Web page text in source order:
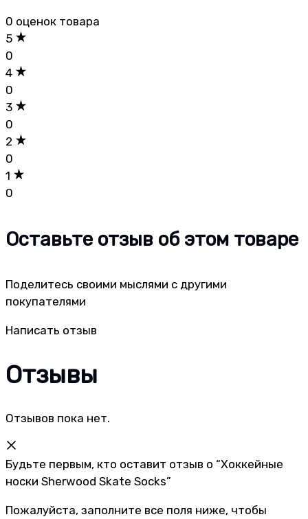
0 оценок товара
5
0
4
0
3
0
2
0
1
0
Оставьте отзыв об этом товаре
Поделитесь своими мыслями с другими
покупателями
Написать отзыв
Отзывы
Отзывов пока нет.
Будьте первым, кто оставит отзыв о “Хоккейные
носки Sherwood Skate Socks”
Пожалуйста, заполните все поля ниже, чтобы